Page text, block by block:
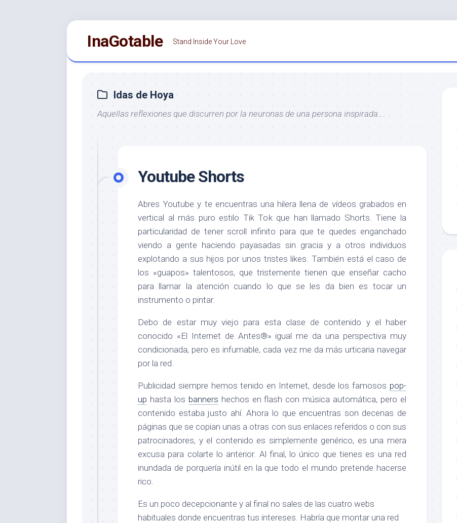
InaGotable Stand Inside Your Love
Idas de Hoya
Aquellas reflexiones que discurren por la neuronas de una persona inspirada….
Youtube Shorts
Abres Youtube y te encuentras una hilera llena de vídeos grabados en
vertical al más puro estilo Tik Tok que han llamado Shorts. Tiene la
particularidad de tener scroll infinito para que te quedes enganchado
viendo a gente haciendo payasadas sin gracia y a otros individuos
explotando a sus hijos por unos tristes likes. También está el caso de
los «guapos» talentosos, que tristemente tienen que enseñar cacho
para llamar la atención cuando lo que se les da bien es tocar un
instrumento o pintar.
Debo de estar muy viejo para esta clase de contenido y el haber
conocido «El Internet de Antes®» igual me da una perspectiva muy
condicionada, pero es infumable, cada vez me da más urticaria navegar
por la red.
Publicidad siempre hemos tenido en Internet, desde los famosos pop-
up hasta los banners hechos en flash con música automática, pero el
contenido estaba justo ahí. Ahora lo que encuentras son decenas de
páginas que se copian unas a otras con sus enlaces referidos o con sus
patrocinadores, y el contenido es simplemente genérico, es una mera
excusa para colarte lo anterior. Al final, lo único que tienes es una red
inundada de porquería inútil en la que todo el mundo pretende hacerse
rico.
Es un poco decepcionante y al final no sales de las cuatro webs
habituales donde encuentras tus intereses. Habría que montar una red